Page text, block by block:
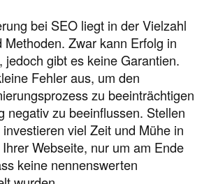
bei SEO liegt in der Vielzahl
Methoden. Zwar kann Erfolg in
jedoch gibt es keine Garantien.
Fehler aus, um den
zu beeinträchtigen
negativ zu beeinflussen. Stellen
viel Zeit und Mühe in
Webseite, nur um am Ende
keine nennenswerten